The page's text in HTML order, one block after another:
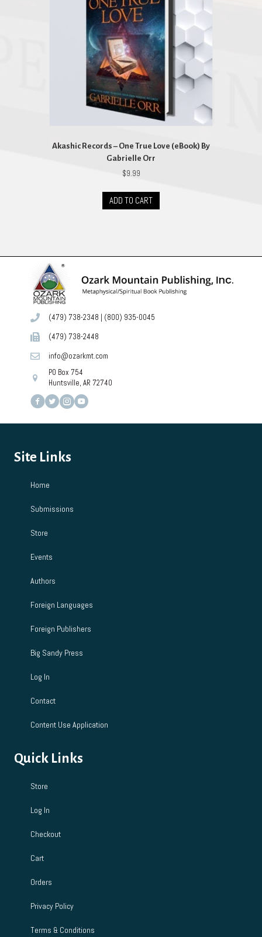
Akashic Records – One True Love (eBook) By
Gabrielle Orr
$9.99
ADD TO CART
(479) 738-2348 | (800) 935-0045
(479) 738-2448
info@ozarkmt.com
PO Box 754
Huntsville, AR 72740
Site Links
Home
Submissions
Store
Events
Authors
Foreign Languages
Foreign Publishers
Big Sandy Press
Log In
Contact
Content Use Application
Quick Links
Store
Log In
Checkout
Cart
Orders
Privacy Policy
Terms & Conditions